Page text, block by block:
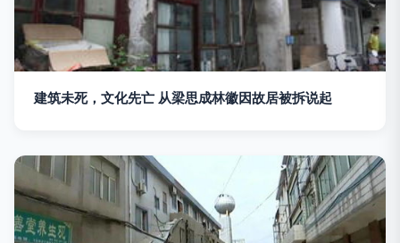
建筑未死，文化先亡 从梁思成林徽因故居被拆说起